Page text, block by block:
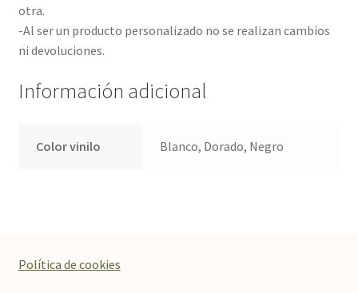
otra.
-Al ser un producto personalizado no se realizan cambios
ni devoluciones.
Información adicional
Color vinilo Blanco, Dorado, Negro
Política de cookies